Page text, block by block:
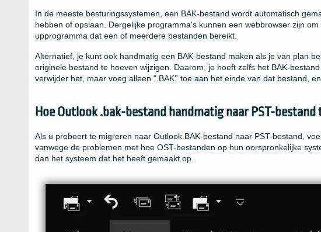
In de meeste besturingssystemen, een BAK-bestand wordt automatisch
hebben of opslaan. Dergelijke programma's kunnen een webbrowser zijn
upprogramma dat een of meerdere bestanden bereikt.
Alternatief, je kunt ook handmatig een BAK-bestand maken als je van plan
originele bestand te hoeven wijzigen. Daarom, je hoeft zelfs het BAK-
verwijder het, maar voeg alleen ".BAK'' toe aan het einde van dat bestand,
Hoe Outlook .bak-bestand handmatig naar PST-
Als u probeert te migreren naar Outlook.BAK-bestand naar PST-bestand,
vanwege de problemen met hoe OST-bestanden op hun oorspronkelijke
dan het systeem dat het heeft gemaakt op.